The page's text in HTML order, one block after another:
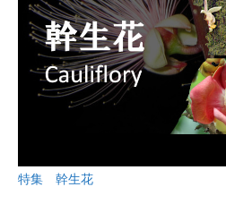
特集 幹生花